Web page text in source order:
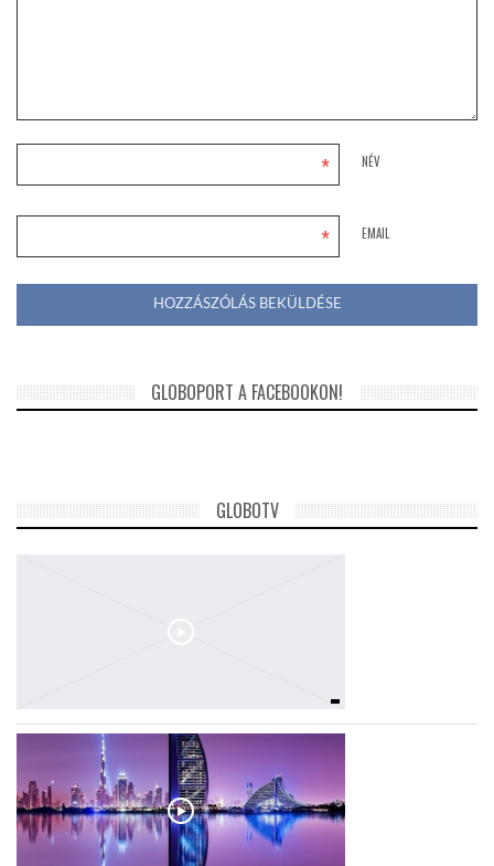
NÉV
*
EMAIL
*
GLOBOPORT A FACEBOOKON!
GLOBOTV